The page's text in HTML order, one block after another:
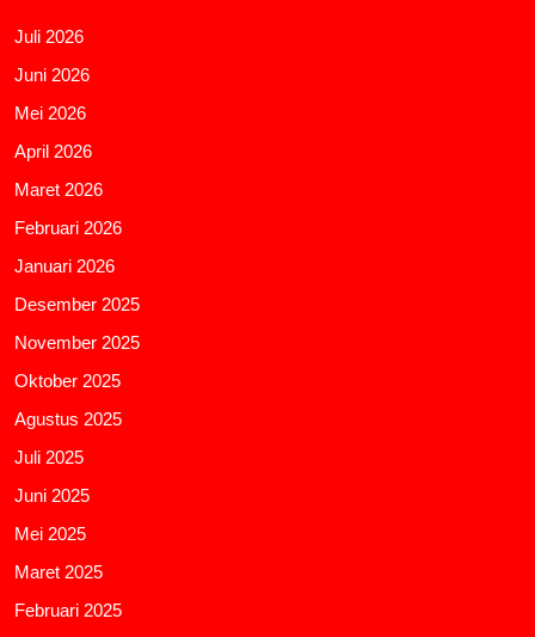
Juli 2026
Juni 2026
Mei 2026
April 2026
Maret 2026
Februari 2026
Januari 2026
Desember 2025
November 2025
Oktober 2025
Agustus 2025
Juli 2025
Juni 2025
Mei 2025
Maret 2025
Februari 2025